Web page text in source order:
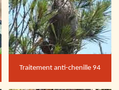
Traitement anti-chenille 94